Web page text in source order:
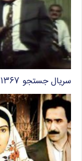
سریال جستجو ۱۳۶۷